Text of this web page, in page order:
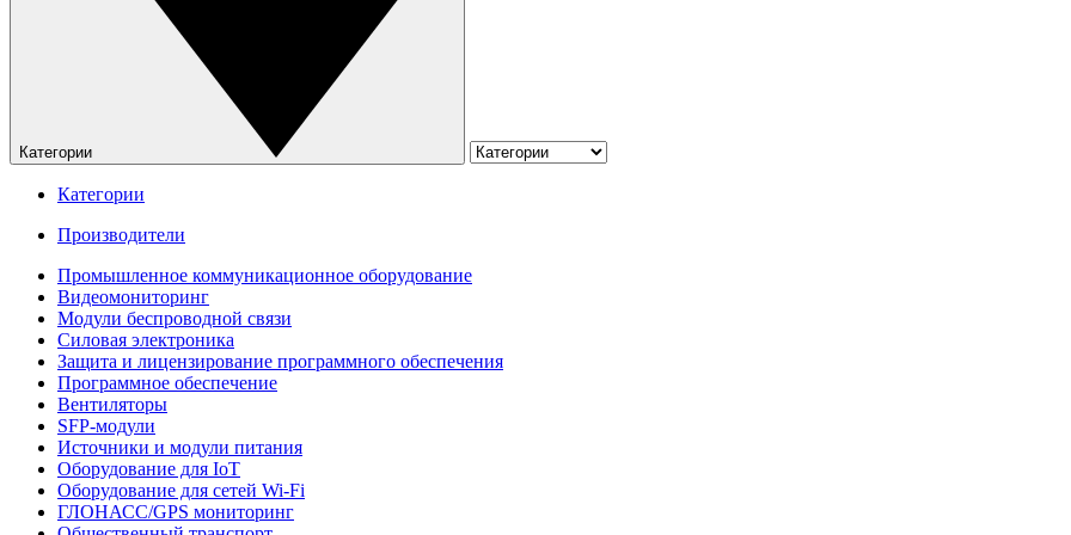
Категории
Категории
Производители
Промышленное коммуникационное оборудование
Видеомониторинг
Модули беспроводной связи
Силовая электроника
Защита и лицензирование программного обеспечения
Программное обеспечение
Вентиляторы
SFP-модули
Источники и модули питания
Оборудование для IoT
Оборудование для сетей Wi-Fi
ГЛОНАСС/GPS мониторинг